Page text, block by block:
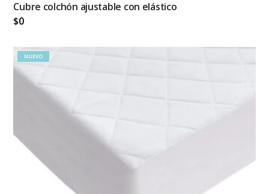
Cubre colchón ajustable con elástico
$0
NUEVO